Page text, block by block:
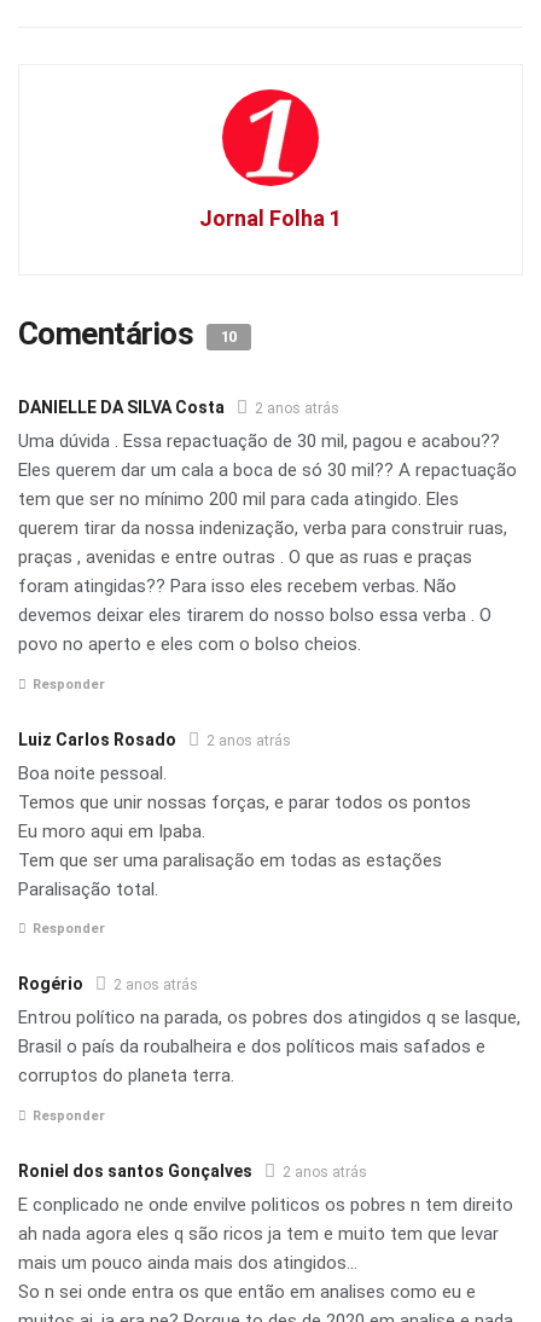
Jornal Folha 1
Comentários 10
DANIELLE DA SILVA Costa 2 anos atrás
Uma dúvida . Essa repactuação de 30 mil, pagou e acabou??
Eles querem dar um cala a boca de só 30 mil?? A repactuação
tem que ser no mínimo 200 mil para cada atingido. Eles
querem tirar da nossa indenização, verba para construir ruas,
praças , avenidas e entre outras . O que as ruas e praças
foram atingidas?? Para isso eles recebem verbas. Não
devemos deixar eles tirarem do nosso bolso essa verba . O
povo no aperto e eles com o bolso cheios.
Responder
Luiz Carlos Rosado 2 anos atrás
Boa noite pessoal.
Temos que unir nossas forças, e parar todos os pontos
Eu moro aqui em Ipaba.
Tem que ser uma paralisação em todas as estações
Paralisação total.
Responder
Rogério 2 anos atrás
Entrou político na parada, os pobres dos atingidos q se lasque,
Brasil o país da roubalheira e dos políticos mais safados e
corruptos do planeta terra.
Responder
Roniel dos santos Gonçalves 2 anos atrás
E conplicado ne onde envilve politicos os pobres n tem direito
ah nada agora eles q são ricos ja tem e muito tem que levar
mais um pouco ainda mais dos atingidos…
So n sei onde entra os que então em analises como eu e